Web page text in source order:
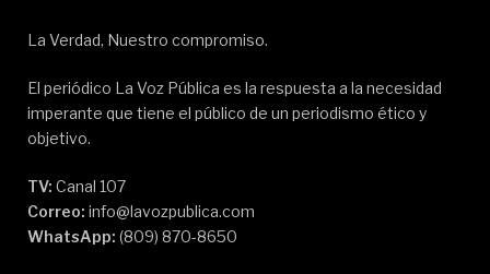
La Verdad, Nuestro compromiso.
El periódico La Voz Pública es la respuesta a la necesidad
imperante que tiene el público de un periodismo ético y
objetivo.
TV: Canal 107
Correo: info@lavozpublica.com
WhatsApp: (809) 870-8650